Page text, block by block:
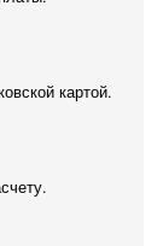
картой.